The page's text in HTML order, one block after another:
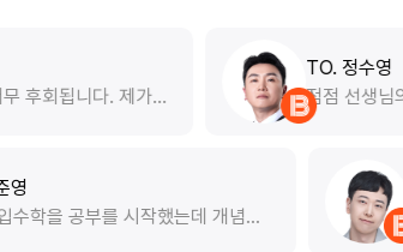
점점 선생님의 강의를 들으면서
고요 정말 선생님강의를 잘들었다
처음 편입수학을 공부를 시작했는데 개
명은 물론 공부방향성도 잘 잡아주시고